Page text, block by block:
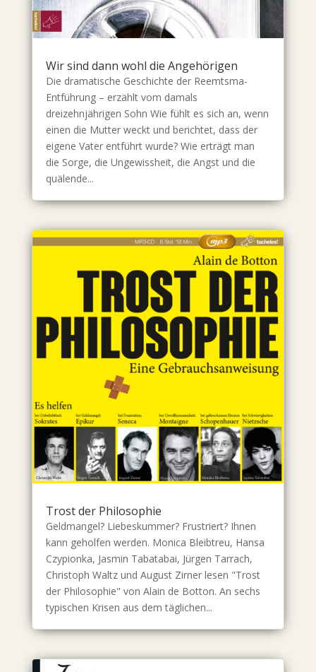
Wir sind dann wohl die Angehörigen
Die dramatische Geschichte der Reemtsma-
Entführung – erzählt vom damals
dreizehnjährigen Sohn Wie fühlt es sich an, wenn
einen die Mutter weckt und berichtet, dass der
eigene Vater entführt wurde? Wie erträgt man
die Sorge, die Ungewissheit, die Angst und die
quälende...
Trost der Philosophie
Geldmangel? Liebeskummer? Frustriert? Ihnen
kann geholfen werden. Monica Bleibtreu, Hansa
Czypionka, Jasmin Tabatabai, Jürgen Tarrach,
Christoph Waltz und August Zirner lesen "Trost
der Philosophie" von Alain de Botton. An sechs
typischen Krisen aus dem täglichen...